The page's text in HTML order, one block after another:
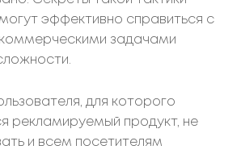
эффективно справиться с
задачами
для которого
рекламируемый продукт, не
и всем посетителям